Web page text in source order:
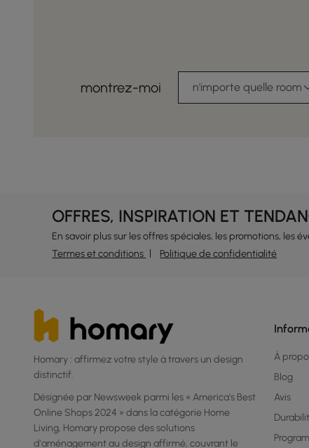
montrez-moi n'importe quelle room
OFFRES, INSPIRATION ET
En savoir plus sur les offres spéciales, les promotions, les
Termes et conditions
Politique de confidentialité
Homary : affirmez votre style à travers un design
distinctif.
Désignée par Newsweek parmi les « America's Best
Online Shops 2024 » dans la catégorie Home
Living, Homary propose des solutions
d'aménagement au design affirmé, couvrant le
À
Blog
Avis